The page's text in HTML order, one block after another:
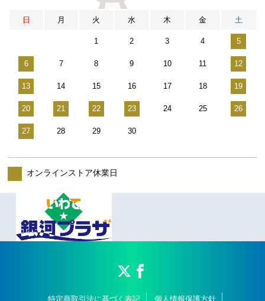
日 月 火 水 木 金 土
1 2 3 4 5
6 7 8 9 10 11 12
13 14 15 16 17 18 19
20 21 22 23 24 25 26
27 28 29 30
オンラインストア休業日
特定商取引法に基づく表記 個人情報保護方針